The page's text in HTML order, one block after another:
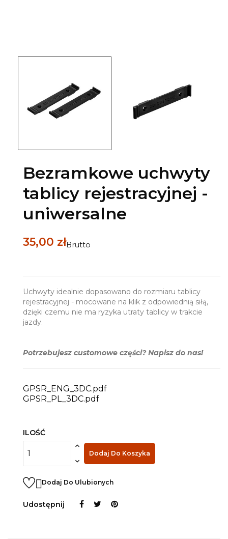
Bezramkowe uchwyty
tablicy rejestracyjnej -
uniwersalne
35,00 złBrutto
Uchwyty idealnie dopasowano do rozmiaru tablicy
rejestracyjnej - mocowane na klik z odpowiednią siłą,
dzięki czemu nie ma ryzyka utraty tablicy w trakcie
jazdy.
Potrzebujesz customowe części? Napisz do nas!
GPSR_ENG_3DC.pdf
GPSR_PL_3DC.pdf
ILOŚĆ
Dodaj Do Koszyka
Dodaj Do Ulubionych
Udostępnij